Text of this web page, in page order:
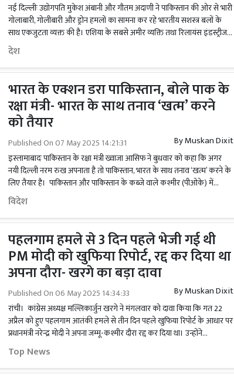
नई दिल्लीः उद्योगपति मुकेश अंबानी और गौतम अदाणी ने पाकिस्तान की ओर से भारी
गोलाबारी, गोलीबारी और ड्रोन हमलों का सामना कर रहे भारतीय सशस्त्र बलों के
साथ एकजुटता व्यक्त की है। एशिया के सबसे अमीर व्यक्ति तथा रिलायंस इंडस्ट्रीज...
देश
भारत के एक्शन डरा पाकिस्तान, बोले पाक के
रक्षा मंत्री- भारत के साथ तनाव ‘खत्म’ करने
को तैयार
Published On07 May 2025 14:21:31 ByMuskan Dixit
इस्लामाबादः पाकिस्तान के रक्षा मंत्री ख्वाजा आसिफ ने बुधवार को कहा कि अगर
नयी दिल्ली नरम रुख अपनाता है तो पाकिस्तान, भारत के साथ तनाव ‘खत्म’ करने के
लिए तैयार है। पाकिस्तान और पाकिस्तान के कब्जे वाले कश्मीर (पीओके) में...
विदेश
पहलगाम हमले से 3 दिन पहले भेजी गई थी
PM मोदी को खुफिया रिपोर्ट, रद्द कर दिया था
अपना दौरा- खरगे का बड़ा दावा
Published On06 May 2025 14:34:33 ByMuskan Dixit
रांची। कांग्रेस अध्यक्ष मल्लिकार्जुन खरगे ने मंगलवार को दावा किया कि गत 22
अप्रैल को हुए पहलगाम आतंकी हमले से तीन दिन पहले खुफिया रिपोर्ट के आधार पर
प्रधानमंत्री नरेन्द्र मोदी ने अपना जम्मू-कश्मीर दौरा रद्द कर दिया था। उन्होंने...
Top News